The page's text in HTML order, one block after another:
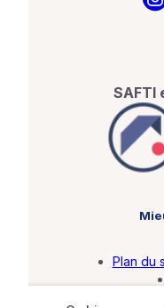
SAFTI
Plan du